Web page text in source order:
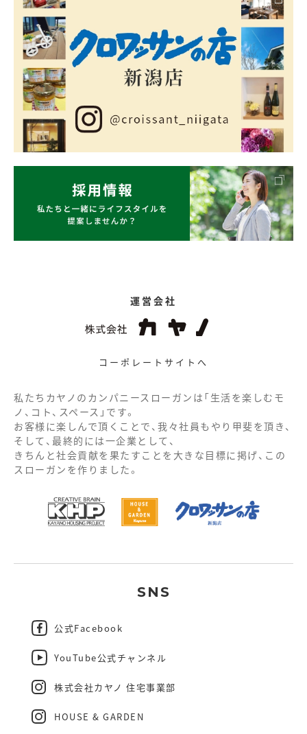
運営会社
コーポレートサイトへ
私たちカヤノのカンパニースローガンは「生活を楽しむモ
ノ、コト、スペース」です。
お客様に楽しんで頂くことで、我々社員もやり甲斐を頂き、
そして、最終的には一企業として、
きちんと社会貢献を果たすことを大きな目標に掲げ、この
スローガンを作りました。
SNS
公式Facebook
YouTube公式チャンネル
株式会社カヤノ 住宅事業部
HOUSE & GARDEN